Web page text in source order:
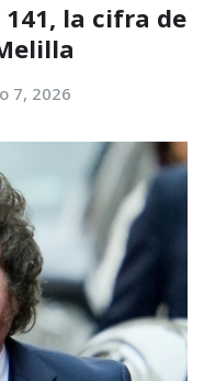
141, la cifra de
7, 2026